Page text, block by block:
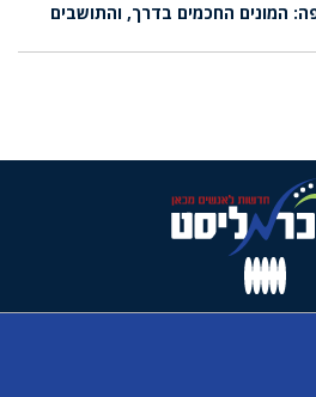
המונים החכמים בדרך, והתושבים